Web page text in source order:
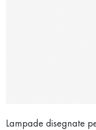
Lampade disegnate